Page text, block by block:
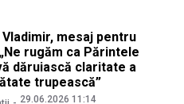
mesaj pentru
rugăm ca Părintele
dăruiască claritate a
trupească”
29.06.2026 11:14